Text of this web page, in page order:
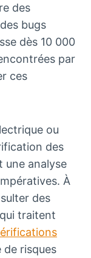
des
bugs
dès 10 000
par
ces
ou
des
une analyse
À
des
traitent
de risques